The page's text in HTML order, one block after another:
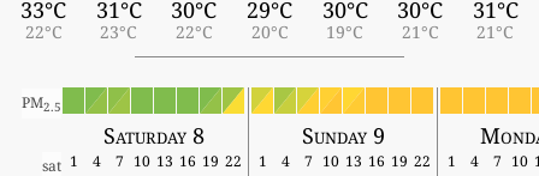
33°C
22°C
31°C
23°C
30°C
22°C
29°C
20°C
30°C
19°C
30°C
21°C
31°C
21°C
PM2.5
Saturday 8 Sunday 9
sat 1 4 7 10 13 16 19 22 1 4 7 10 13 16 19 22 1 4 7 10